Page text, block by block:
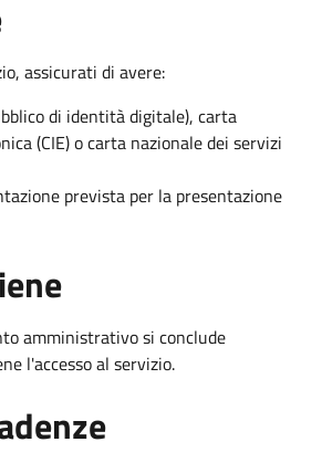
assicurati di avere:
di identità digitale), carta
(CIE) o carta nazionale dei servizi
prevista per la presentazione
amministrativo si conclude
l'accesso al servizio.